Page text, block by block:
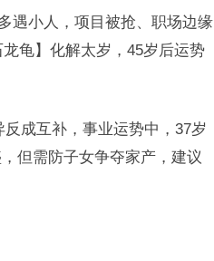
遇小人，项目被抢、职场边缘
龟】化解太岁，45岁后运势
反成互补，事业运势中，37岁
但需防子女争夺家产，建议